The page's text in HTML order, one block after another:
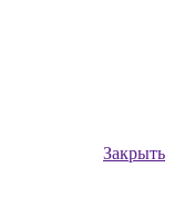
Закрыть